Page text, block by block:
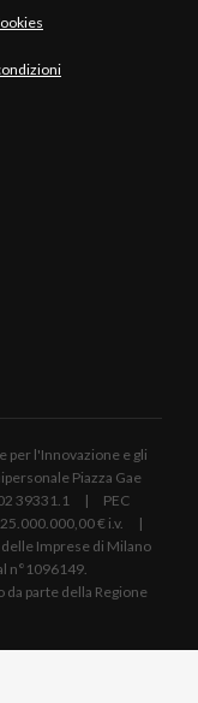
l'Innovazione e gli
Piazza Gae
39331.1 | PEC
€ i.v. |
Imprese di Milano
n°1096149.
parte della Regione